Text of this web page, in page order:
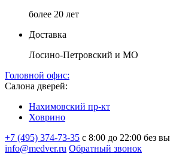
более 20 лет
Доставка
Лосино-Петровский и МО
Головной офис:
Салона дверей:
Нахимовский пр-кт
Ховрино
+7 (495) 374-73-35 с 8:00 до 22:00 без
info@medver.ru Обратный звонок